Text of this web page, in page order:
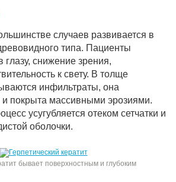
случаев развивается в
типа. Пациенты
снижение зрения,
к свету. В толще
инфильтраты, она
и покрыта массивными эрозиями.
усугубляется отеком сетчатки и
оболочки.
бывает поверхностным и глубоким